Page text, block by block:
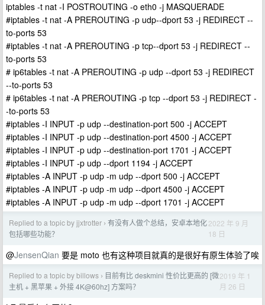
iptables -t nat -I POSTROUTING -o eth0 -j MASQUERADE
#iptables -t nat -A PREROUTING -p udp--dport 53 -j REDIRECT --
to-ports 53
#iptables -t nat -A PREROUTING -p tcp--dport 53 -j REDIRECT --
to-ports 53
# ip6tables -t nat -A PREROUTING -p udp --dport 53 -j REDIRECT
--to-ports 53
# ip6tables -t nat -A PREROUTING -p tcp --dport 53 -j REDIRECT -
-to-ports 53
#iptables -I INPUT -p udp --destination-port 500 -j ACCEPT
#iptables -I INPUT -p udp --destination-port 4500 -j ACCEPT
#iptables -I INPUT -p udp --destination-port 1701 -j ACCEPT
#iptables -I INPUT -p udp --dport 1194 -j ACCEPT
#iptables -A INPUT -p udp -m udp --dport 500 -j ACCEPT
#iptables -A INPUT -p udp -m udp --dport 4500 -j ACCEPT
#iptables -A INPUT -p udp -m udp --dport 1701 -j ACCEPT
Replied to a topic by jjxtrotter › 有没有人做个总结，安卓本地化
包括哪些功能？
2022 年 9 月
18 日
@JensenQian 要是 moto 也有这种项目就真的是很好有原生体验了唉
Replied to a topic by billows › 目前有比 deskmini 性价比更高的 [微
主机 + 黑苹果 + 外接 4K@60hz] 方案吗？
2019 年 1
月 26 日